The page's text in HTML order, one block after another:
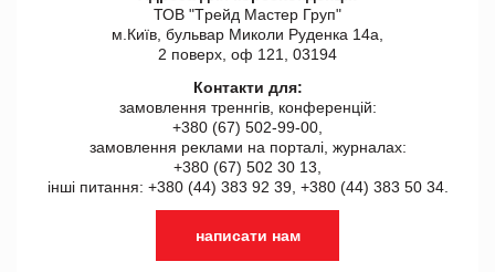
ТОВ "Tрейд Мастер Груп"
м.Київ, бульвар Миколи Руденка 14а,
2 поверх, оф 121, 03194
Контакти для:
замовлення треннгів, конференцій:
+380 (67) 502-99-00,
замовлення реклами на порталі, журналах:
+380 (67) 502 30 13,
інші питання: +380 (44) 383 92 39, +380 (44) 383 50 34.
написати нам